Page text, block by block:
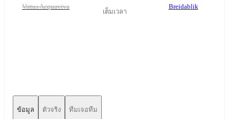
Virtus Acquaviva
เต็มเวลา
Breidablik
ข้อมูล ตัวจริง ทีมเจอทีม